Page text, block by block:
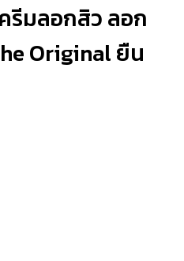
รีมลอกสิว ลอก
Original ยืน